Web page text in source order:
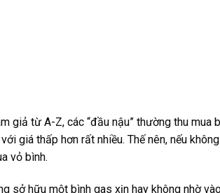
giả từ A-Z, các “đầu nậu” thường thu mua
giá thấp hơn rất nhiều. Thế nên, nếu
vỏ bình.
sở hữu một bình gas xịn hay không nhờ